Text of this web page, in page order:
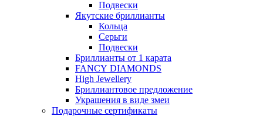
Подвески
Якутские бриллианты
Кольца
Серьги
Подвески
Бриллианты от 1 карата
FANCY DIAMONDS
High Jewellery
Бриллиантовое предложение
Украшения в виде змеи
Подарочные сертификаты